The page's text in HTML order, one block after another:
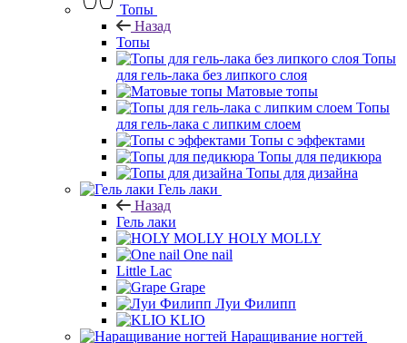
Топы
Назад
Топы
Топы
для гель-лака без липкого слоя
Матовые топы
Топы
для гель-лака с липким слоем
Топы с эффектами
Топы для педикюра
Топы для дизайна
Гель лаки
Назад
Гель лаки
HOLY MOLLY
One nail
Little Lac
Grape
Луи Филипп
KLIO
Наращивание ногтей